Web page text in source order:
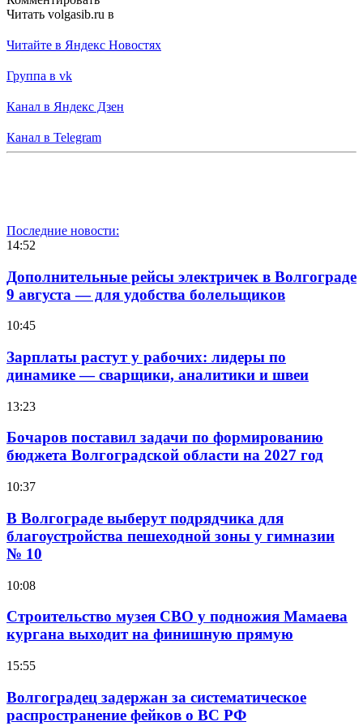
Читать volgasib.ru в
Читайте в Яндекс Новостях
Группа в vk
Канал в Яндекс Дзен
Канал в Telegram
Последние новости:
14:52
Дополнительные рейсы электричек в Волгограде
9 августа — для удобства болельщиков
10:45
Зарплаты растут у рабочих: лидеры по
динамике — сварщики, аналитики и швеи
13:23
Бочаров поставил задачи по формированию
бюджета Волгоградской области на 2027 год
10:37
В Волгограде выберут подрядчика для
благоустройства пешеходной зоны у гимназии
№ 10
10:08
Строительство музея СВО у подножия Мамаева
кургана выходит на финишную прямую
15:55
Волгоградец задержан за систематическое
распространение фейков о ВС РФ